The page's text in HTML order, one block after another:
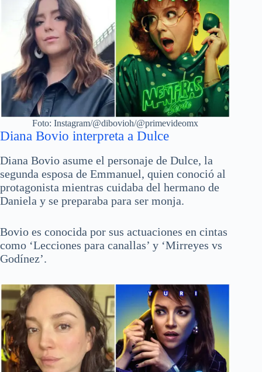
Foto: Instagram/@dibovioh/@primevideomx
Diana Bovio interpreta a Dulce
Diana Bovio asume el personaje de Dulce, la
segunda esposa de Emmanuel, quien conoció al
protagonista mientras cuidaba del hermano de
Daniela y se preparaba para ser monja.
Bovio es conocida por sus actuaciones en cintas
como ‘Lecciones para canallas’ y ‘Mirreyes vs
Godínez’.